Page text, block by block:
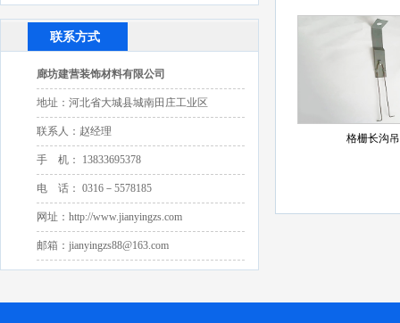
联系方式
廊坊建营装饰材料有限公司
地址：河北省大城县城南田庄工业区
联系人：赵经理
手 机： 13833695378
电 话： 0316－5578185
网址：http://www.jianyingzs.com
邮箱：jianyingzs88@163.com
格栅长沟